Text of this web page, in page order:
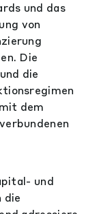
und das
von
Die
die
dem
und
die